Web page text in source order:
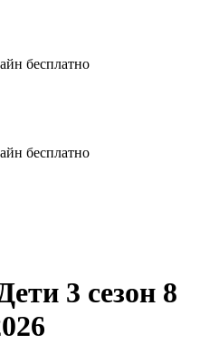
бесплатно
бесплатно
3 сезон 8